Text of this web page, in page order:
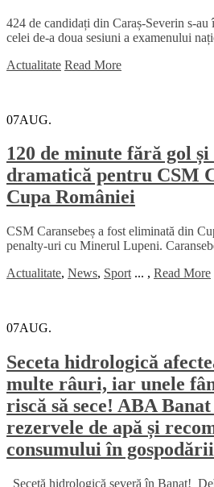
424 de candidați din Caraș-Severin s-au
celei de-a doua sesiuni a examenului
Actualitate Read More
07AUG.
120 de minute fără gol
dramatică pentru CSM
Cupa României
CSM Caransebeș a fost eliminată din
penalty-uri cu Minerul Lupeni.
Actualitate, News, Sport ... , Read More
07AUG.
Seceta hidrologică
multe râuri, iar unele
riscă să sece! ABA
rezervele de apă și
consumului în
Secetă hidrologică severă în Banat!